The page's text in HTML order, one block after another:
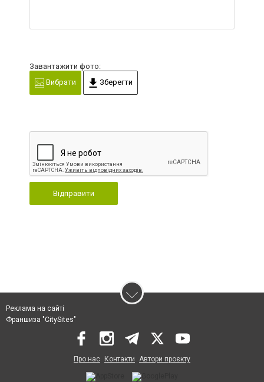
Завантажити фото:
Вибрати
Зберегти
Відправити
Реклама на сайті
Франшиза "CitySites"
Про нас Контакти Автори проєкту